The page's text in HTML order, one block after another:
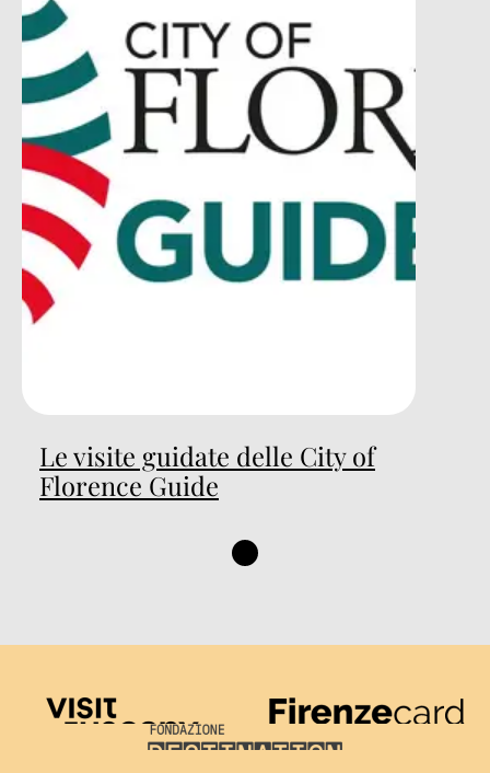
Le visite guidate delle City of
Florence Guide
Visit Tuscany
Firenze Card
Destination Florence